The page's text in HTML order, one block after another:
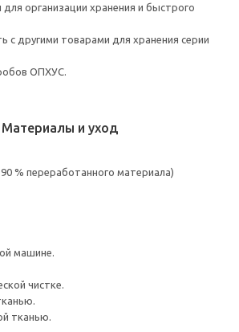
организации хранения и быстрого
другими товарами для хранения серии
ОПХУС.
Материалы и уход
% переработанного материала)
машине.
чистке.
тканью.